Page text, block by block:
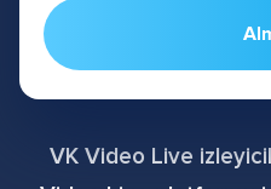
VK Video Live